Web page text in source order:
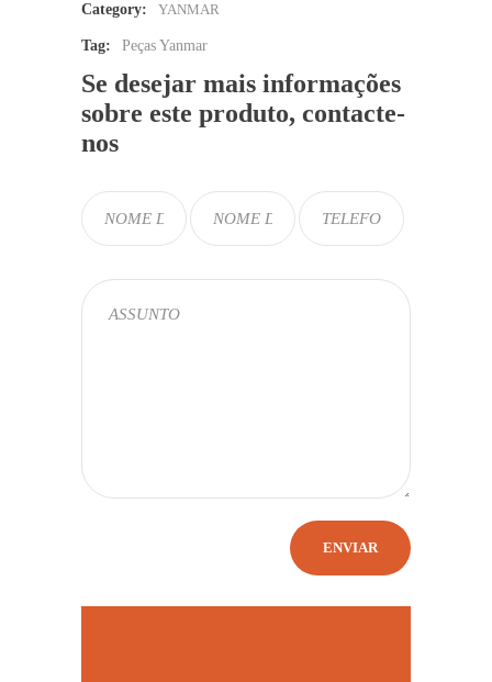
Category: YANMAR
Tag: Peças Yanmar
Se desejar mais informações
sobre este produto, contacte-
nos